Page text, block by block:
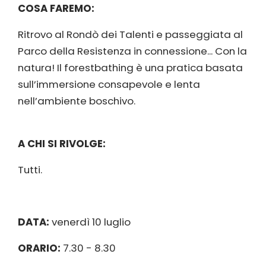
COSA FAREMO:
Ritrovo al Rondò dei Talenti e passeggiata al
Parco della Resistenza in connessione... Con la
natura! Il forestbathing è una pratica basata
sull’immersione consapevole e lenta
nell’ambiente boschivo.
A CHI SI RIVOLGE:
Tutti.
DATA: venerdì 10 luglio
ORARIO: 7.30 - 8.30